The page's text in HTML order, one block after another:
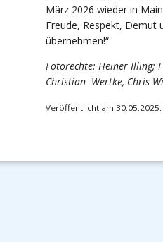
März 2026 wieder in
Freude, Respekt, Demut
übernehmen!“
Fotorechte: Heiner Illing;
Christian Wertke, Chris
Veröffentlicht am 30.05.2025.